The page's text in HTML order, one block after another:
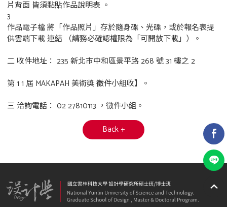
片背面 皆須黏貼作品說明表 。
3
作品電子檔 將「作品照片」存於隨身碟、光碟，或於報名表提
供雲端下載 連結 （請務必確認權限為「可開放下載」）。
二 收件地址： 235 新北市中和區景平路 268 號 31 樓之 2
第 1 1 屆 MAKAPAH 美術獎 徵件小組收】。
三 洽詢電話： 02 27810113 ，徵件小組。
Back +